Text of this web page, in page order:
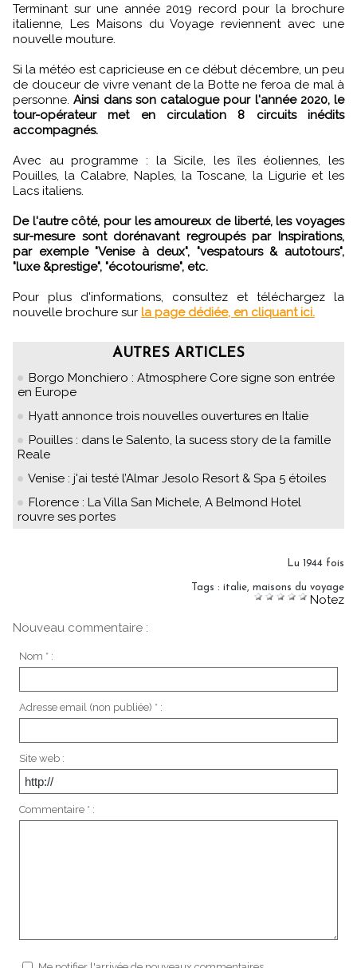
Terminant sur une année 2019 record pour la brochure
italienne, Les Maisons du Voyage reviennent avec une
nouvelle mouture.
Si la météo est capricieuse en ce début décembre, un peu
de douceur de vivre venant de la Botte ne feroa de mal à
personne.Ainsi dans son catalogue pour l'année 2020, le
tour-opérateur met en circulation 8 circuits inédits
accompagnés.
Avec au programme : la Sicile, les îles éoliennes, les
Pouilles, la Calabre, Naples, la Toscane, la Ligurie et les
Lacs italiens.
De l'autre côté, pour les amoureux de liberté, les voyages
sur-mesure sont dorénavant regroupés par Inspirations,
par exemple "Venise à deux", "vespatours & autotours",
"luxe &prestige", "écotourisme", etc.
Pour plus d'informations, consultez et téléchargez la
nouvelle brochure sur la page dédiée, en cliquant ici.
AUTRES ARTICLES
Borgo Monchiero : Atmosphere Core signe son entrée
en Europe
Hyatt annonce trois nouvelles ouvertures en Italie
Pouilles : dans le Salento, la sucess story de la famille
Reale
Venise : j'ai testé l’Almar Jesolo Resort & Spa 5 étoiles
Florence : La Villa San Michele, A Belmond Hotel
rouvre ses portes
Lu 1944 fois
Tags : italie, maisons du voyage
Notez
Nouveau commentaire :
Nom * :
Adresse email (non publiée) * :
Site web :
Commentaire * :